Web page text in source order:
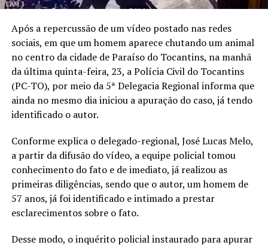
Após a repercussão de um vídeo postado nas redes
sociais, em que um homem aparece chutando um animal
no centro da cidade de Paraíso do Tocantins, na manhã
da última quinta-feira, 23, a Polícia Civil do Tocantins
(PC-TO), por meio da 5ª Delegacia Regional informa que
ainda no mesmo dia iniciou a apuração do caso, já tendo
identificado o autor.
Conforme explica o delegado-regional, José Lucas Melo,
a partir da difusão do vídeo, a equipe policial tomou
conhecimento do fato e de imediato, já realizou as
primeiras diligências, sendo que o autor, um homem de
57 anos, já foi identificado e intimado a prestar
esclarecimentos sobre o fato.
Desse modo, o inquérito policial instaurado para apurar